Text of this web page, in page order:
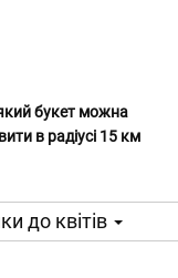
букет можна
в радіусі 15 км
Click & Collect
до квітів